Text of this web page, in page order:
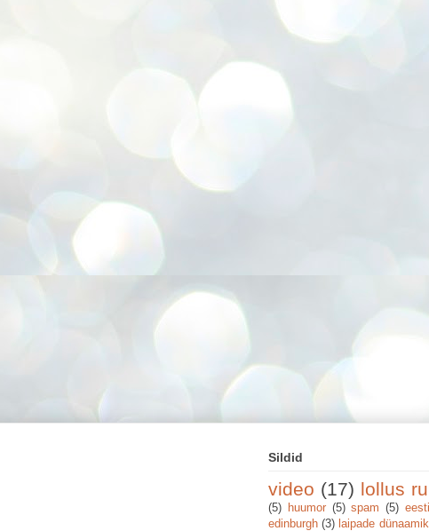
Sildid
video (17) lollus
(5) huumor (5) spam (5)
edinburgh (3) laipade